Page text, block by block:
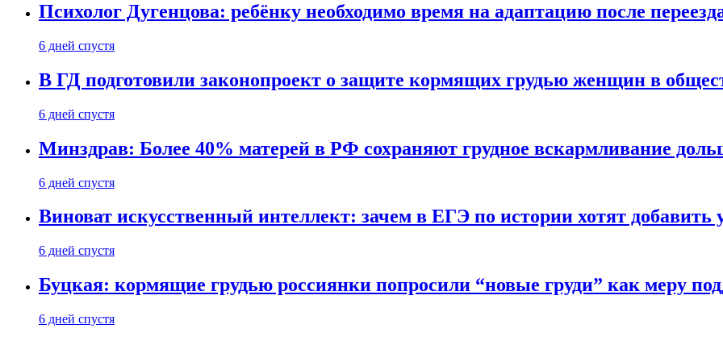
Психолог Дугенцова: ребёнку необходимо время на адаптацию после
6 дней спустя
В ГД подготовили законопроект о защите кормящих грудью женщин в
6 дней спустя
Минздрав: Более 40% матерей в РФ сохраняют грудное вскармливание
6 дней спустя
Виноват искусственный интеллект: зачем в ЕГЭ по истории хотят добавить
6 дней спустя
Буцкая: кормящие грудью россиянки попросили “новые груди” как меру
6 дней спустя